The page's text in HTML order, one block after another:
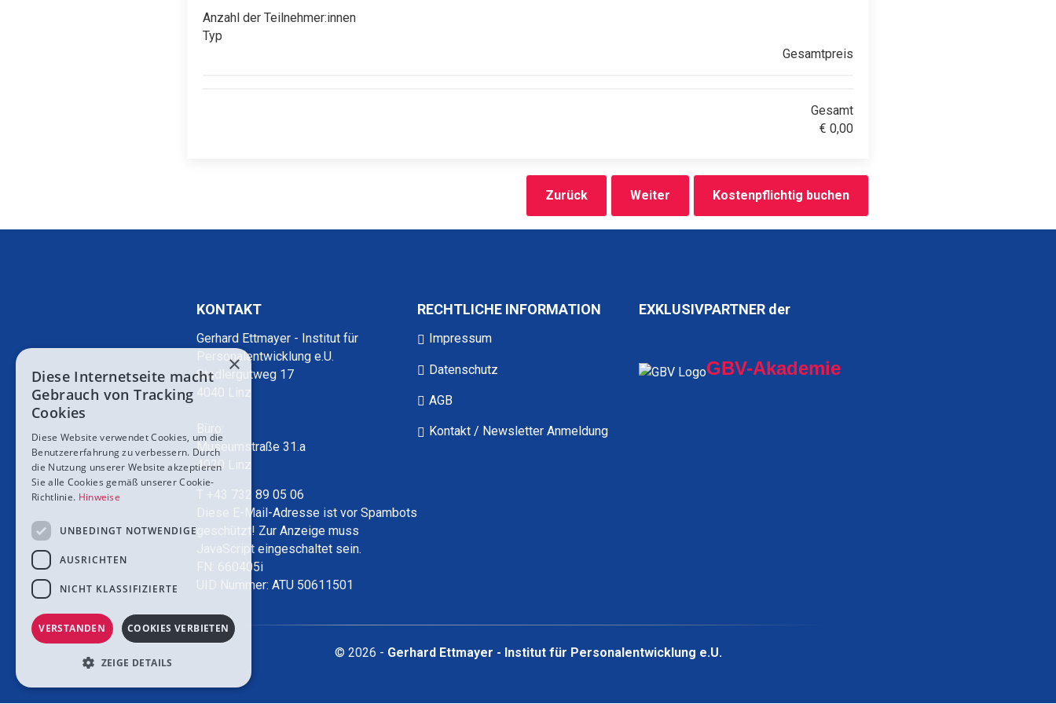
Anzahl der Teilnehmer:innen
Typ
Gesamtpreis
Gesamt
€ 0,00
Zurück Weiter Kostenpflichtig buchen
KONTAKT
Gerhard Ettmayer - Institut für
Personalentwicklung e.U.
Stadlergutweg 17
Museumstraße 31.a
4020 Linz
T +43 732 89 05 06
Diese E-Mail-Adresse ist vor Spambots
geschützt! Zur Anzeige muss
JavaScript eingeschaltet sein.
FN: 660405i
UID Nummer: ATU 50611501
RECHTLICHE INFORMATION
Impressum
Datenschutz
AGB
Kontakt / Newsletter Anmeldung
EXKLUSIVPARTNER der
GBV-Akademie
© 2026 - Gerhard Ettmayer - Institut für Personalentwicklung e.U.
×
Diese Internetseite macht
Gebrauch von Tracking
Cookies
Diese Website verwendet Cookies, um die
Benutzererfahrung zu verbessern. Durch
die Nutzung unserer Website akzeptieren
Sie alle Cookies gemäß unserer Cookie-
Richtlinie. Hinweise
UNBEDINGT NOTWENDIGE
AUSRICHTEN
NICHT KLASSIFIZIERTE
VERSTANDEN COOKIES VERBIETEN
ZEIGE DETAILS